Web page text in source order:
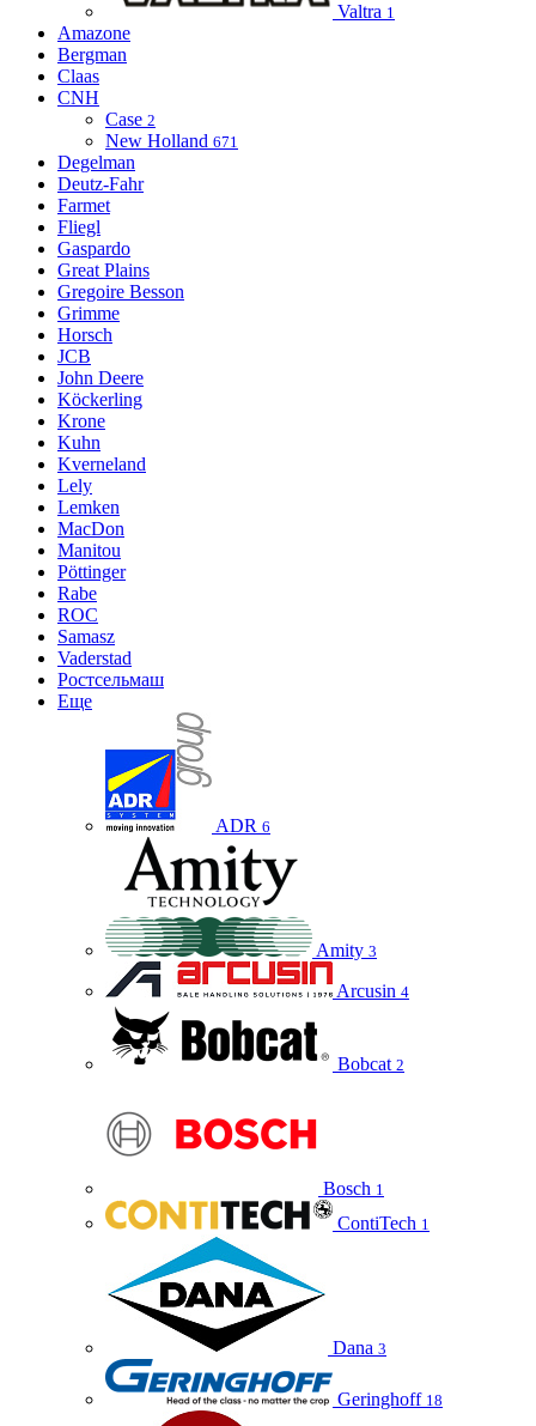
Valtra 1
Amazone
Bergman
Claas
CNH
Case 2
New Holland 671
Degelman
Deutz-Fahr
Farmet
Fliegl
Gaspardo
Great Plains
Gregoire Besson
Grimme
Horsch
JCB
John Deere
Köckerling
Krone
Kuhn
Kverneland
Lely
Lemken
MacDon
Manitou
Pöttinger
Rabe
ROC
Samasz
Vaderstad
Ростсельмаш
Еще
ADR 6
Amity 3
Arcusin 4
Bobcat 2
Bosch 1
ContiTech 1
Dana 3
Geringhoff 18